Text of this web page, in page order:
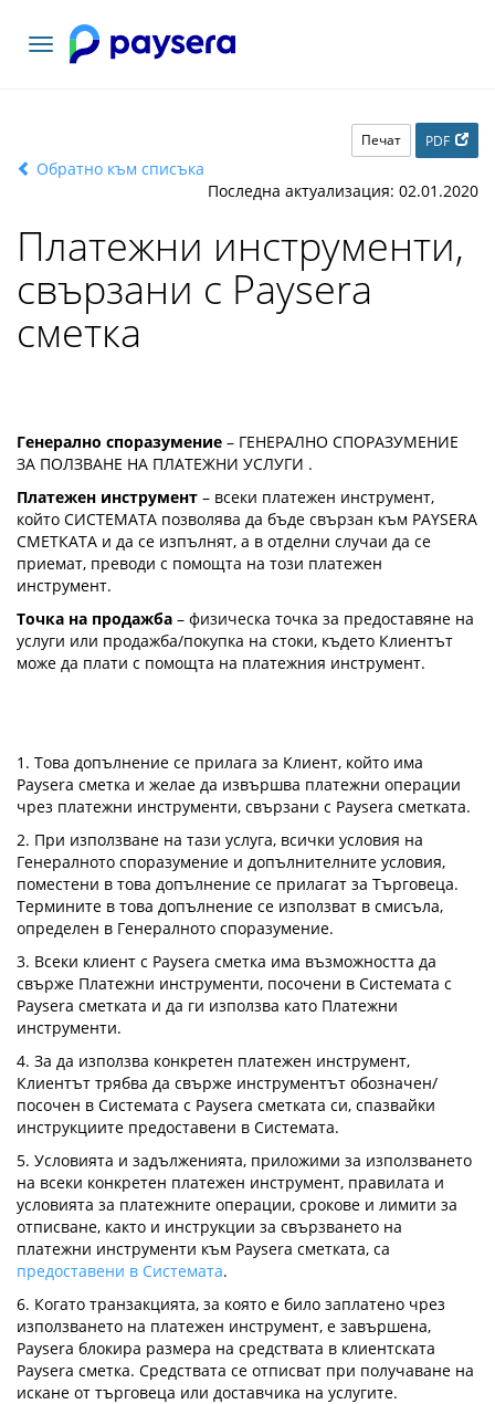
Включване
Печат PDF
Обратно към списъка
Последна актуализация: 02.01.2020
Платежни инструменти,
свързани с Paysera
сметка
Генерално споразумение – ГЕНЕРАЛНО СПОРАЗУМЕНИЕ
ЗА ПОЛЗВАНЕ НА ПЛАТЕЖНИ УСЛУГИ .
Платежен инструмент – всеки платежен инструмент,
който СИСТЕМАТА позволява да бъде свързан към PAYSERA
СМЕТКАТА и да се изпълнят, а в отделни случаи да се
приемат, преводи с помощта на този платежен
инструмент.
Точка на продажба – физическа точка за предоставяне на
услуги или продажба/покупка на стоки, където Клиентът
може да плати с помощта на платежния инструмент.
1. Това допълнение се прилага за Клиент, който има
Paysera сметка и желае да извършва платежни операции
чрез платежни инструменти, свързани с Paysera сметката.
2. При използване на тази услуга, всички условия на
Генералното споразумение и допълнителните условия,
поместени в това допълнение се прилагат за Търговеца.
Термините в това допълнение се използват в смисъла,
определен в Генералното споразумение.
3. Всеки клиент с Paysera сметка има възможността да
свърже Платежни инструменти, посочени в Системата с
Paysera сметката и да ги използва като Платежни
инструменти.
4. За да използва конкретен платежен инструмент,
Клиентът трябва да свърже инструментът обозначен/
посочен в Системата с Paysera сметката си, спазвайки
инструкциите предоставени в Системата.
5. Условията и задълженията, приложими за използването
на всеки конкретен платежен инструмент, правилата и
условията за платежните операции, срокове и лимити за
отписване, както и инструкции за свързването на
платежни инструменти към Paysera сметката, са
предоставени в Системата.
6. Когато транзакцията, за която е било заплатено чрез
използването на платежен инструмент, е завършена,
Paysera блокира размера на средствата в клиентската
Paysera сметка. Средствата се отписват при получаване на
искане от търговеца или доставчика на услугите.